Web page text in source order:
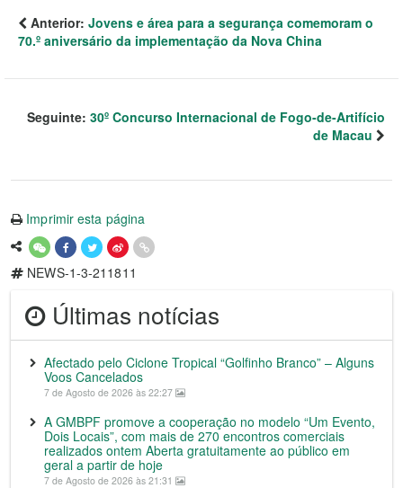
Anterior: Jovens e área para a segurança comemoram o
70.º aniversário da implementação da Nova China
Seguinte: 30º Concurso Internacional de Fogo-de-Artifício
de Macau
Imprimir esta página
NEWS-1-3-211811
Últimas notícias
Afectado pelo Ciclone Tropical “Golfinho Branco” – Alguns
Voos Cancelados
7 de Agosto de 2026 às 22:27
A GMBPF promove a cooperação no modelo “Um Evento,
Dois Locais”, com mais de 270 encontros comerciais
realizados ontem Aberta gratuitamente ao público em
geral a partir de hoje
7 de Agosto de 2026 às 21:31